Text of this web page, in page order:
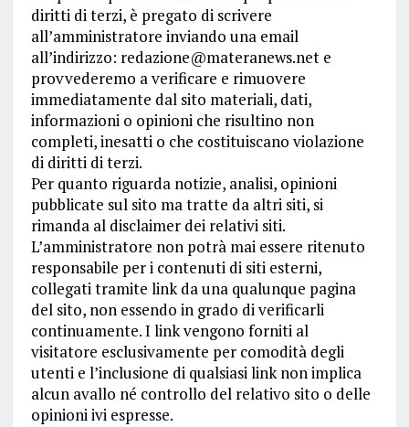
diritti di terzi, è pregato di scrivere
all’amministratore inviando una email
all’indirizzo: redazione@materanews.net e
provvederemo a verificare e rimuovere
immediatamente dal sito materiali, dati,
informazioni o opinioni che risultino non
completi, inesatti o che costituiscano violazione
di diritti di terzi.
Per quanto riguarda notizie, analisi, opinioni
pubblicate sul sito ma tratte da altri siti, si
rimanda al disclaimer dei relativi siti.
L’amministratore non potrà mai essere ritenuto
responsabile per i contenuti di siti esterni,
collegati tramite link da una qualunque pagina
del sito, non essendo in grado di verificarli
continuamente. I link vengono forniti al
visitatore esclusivamente per comodità degli
utenti e l’inclusione di qualsiasi link non implica
alcun avallo né controllo del relativo sito o delle
opinioni ivi espresse.